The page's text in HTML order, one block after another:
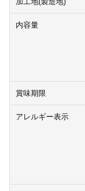
内容量
賞味期限
アレルギー表示